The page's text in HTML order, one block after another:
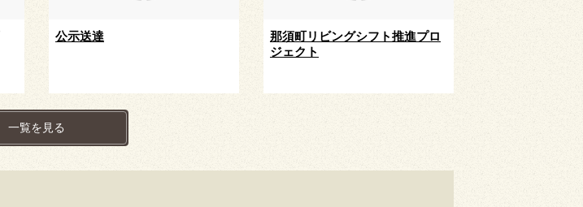
一覧を見る
公示送達
那須町リビングシフト推進プロ
ジェクト